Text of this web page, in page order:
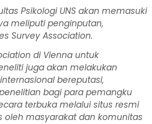
Psikologi UNS akan memasuki
meliputi penginputan,
Survey Association.
di Vienna untuk
juga akan melakukan
bereputasi,
bagi para pemangku
terbuka melalui situs resmi
masyarakat dan komunitas